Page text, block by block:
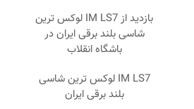
بازدید از IM LS7 لوکس ترین
شاسی بلند برقی ایران در
باشگاه انقلاب
IM LS7 لوکس ترین شاسی
بلند برقی ایران